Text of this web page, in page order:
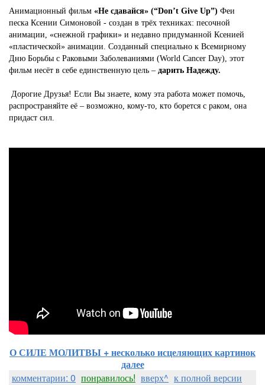
Анимационный фильм «Не сдавайся» (“Don’t Give Up”) Феи
песка Ксении Симоновой - создан в трёх техниках: песочной
анимации, «снежной графики» и недавно придуманной Ксенией
«пластической» анимации. Созданный специально к Всемирному
Дню Борьбы с Раковыми Заболеваниями (World Cancer Day), этот
фильм несёт в себе единственную цель – дарить Надежду.
Дорогие Друзья! Если Вы знаете, кому эта работа может помочь,
распространяйте её – возможно, кому-то, кто борется с раком, она
придаст сил.
О СИЛЕ МОЛИТВЫ + несколько исцеляющих картинок
далее
комментарии: 0 понравилось! вверх^ к полной версии